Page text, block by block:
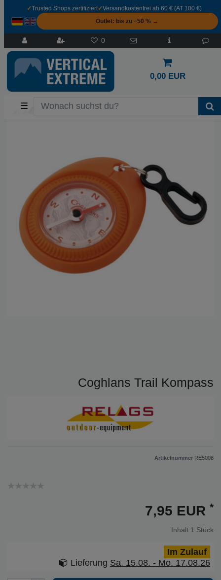
✓Trusted Shops zertifiziert✓Versandkostenfrei ab 60 € (AT 100 €)
Outlet: bis zu −50 % →
0
0,00 EUR
☰
Coghlans Trail Kompass
Artikelnummer RE5008
7,95 EUR *
Inhalt 1 Stück
Im Zulauf
Lieferung Sa. 15.08. - Mo. 17.08.26